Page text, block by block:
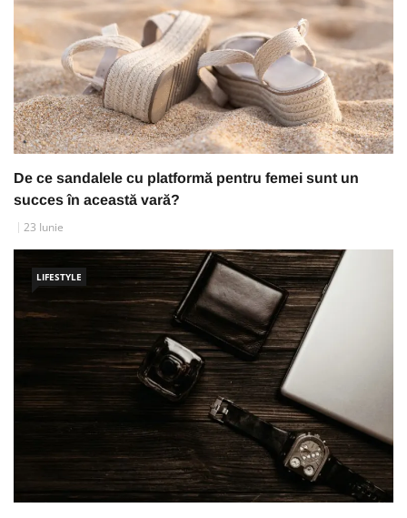
De ce sandalele cu platformă pentru femei sunt un
succes în această vară?
23 Iunie
LIFESTYLE